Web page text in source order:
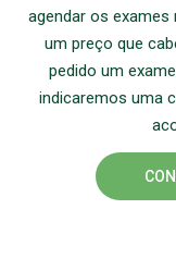
agendar os exames
um preço que
pedido um
indicaremos uma